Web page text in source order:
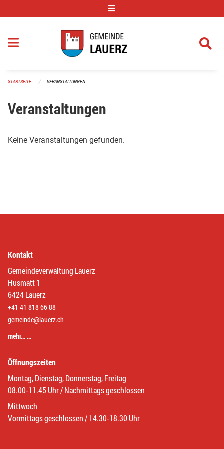
STARTSEITE VERANSTALTUNGEN
Veranstaltungen
Keine Veranstaltungen gefunden.
Kontakt
Gemeindeverwaltung Lauerz
Husmatt 1
6424 Lauerz
+41 41 818 66 88
gemeinde@lauerz.ch
mehr… …
Öffnungszeiten
Montag, Dienstag, Donnerstag, Freitag
08.00-11.45 Uhr / Nachmittags geschlossen
Mittwoch
Vormittags geschlossen / 14.30-18.30 Uhr